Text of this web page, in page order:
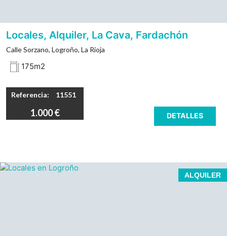
Fachada de 10,81 metros. Fondo de 11,63 m.
de 353m².
Derecho de luces y vistas a la zona común, vistas a
Local comercial de obra. Diáfano.
Locales, Alquiler, La Cava, Fardachón
Calle Sorzano, Logroño, La Rioja
175m2
Referencia: 11551
1.000 € DETALLES
ALQUILER